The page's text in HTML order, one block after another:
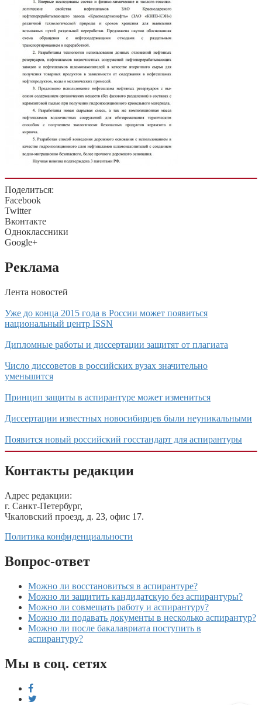
Поделиться:
Facebook
Twitter
Вконтакте
Одноклассники
Google+
Реклама
Лента новостей
Уже до конца 2015 года в России может появиться
национальный центр ISSN
Дипломные работы и диссертации защитят от плагиата
Число диссоветов в российских вузах значительно
уменьшится
Принцип защиты в аспирантуре может измениться
Диссертации известных новосибирцев были неуникальными
Появится новый российский госстандарт для аспирантуры
Контакты редакции
Адрес редакции:
г. Санкт-Петербург,
Чкаловский проезд, д. 23, офис 17.
Политика конфиденциальности
Вопрос-ответ
Можно ли восстановиться в аспирантуре?
Можно ли защитить кандидатскую без аспирантуры?
Можно ли совмещать работу и аспирантуру?
Можно ли подавать документы в несколько аспирантур?
Можно ли после бакалавриата поступить в
аспирантуру?
Мы в соц. сетях